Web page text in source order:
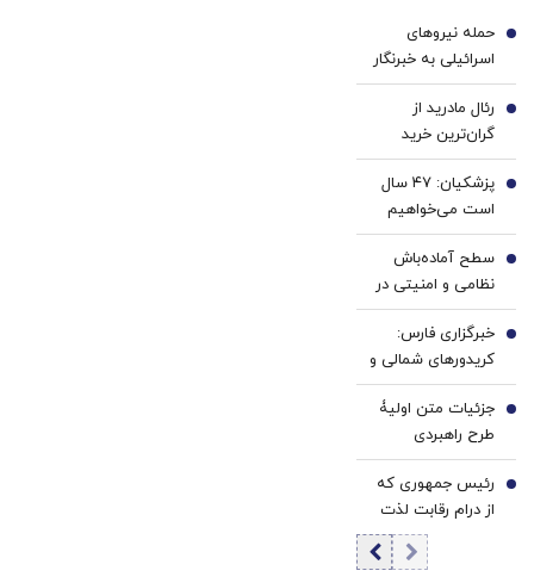
سفید
کننده
خانگی
کننده
دندان!
خرید40%تخفیف
حمله نیروهای
اسرائیلی به خبرنگار
پرس‌تی‌وی
1
رئال مادرید از
گران‌ترین خرید
تاریخ خود رونمایی
کرد+ عکس
2
پزشکیان: ۴۷ سال
است می‌خواهیم
درست کار کنیم،
می‌گویند الان
وقتش نیست!/
می‌گویند فلانی که
حزب‌اللهی بود را
برداشتی! + فیلم
3
سطح آماده‌باش
نظامی و امنیتی در
عراق افزایش یافت
4
خبرگزاری فارس:
کریدورهای شمالی و
جنوبی تنگۀ هرمز
حذف می‌شوند |
ورود کشتی‌ها با
مدیریت تهران و
خروج آن‌ها با
مدیریت مشترک
تهران و مسقط
خواهد بود | عوارض
5
جزئیات متن اولیۀ
طرح راهبردی
مدیریت تنگه هرمز
منتشر شد
6
رئیس جمهوری که
از درام رقابت لذت
می‌برد | ترامپ
تصمیم گرفته ونس
7